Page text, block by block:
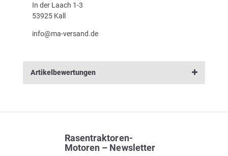
In der Laach 1-3
53925 Kall
info@ma-versand.de
Artikelbewertungen
Rasentraktoren-
Motoren – Newsletter